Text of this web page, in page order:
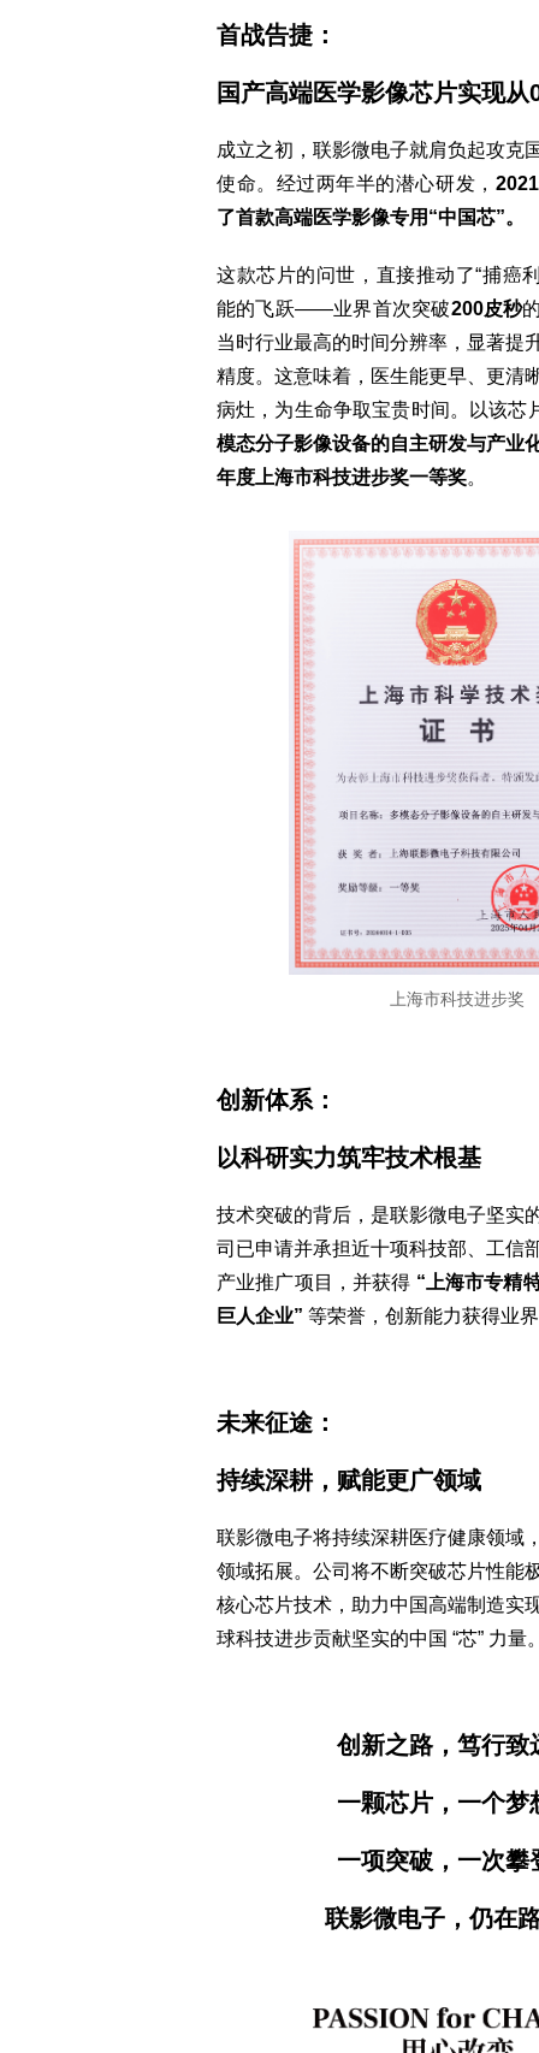
首战告捷：
国产高端医学影像芯片实现从
成立之初，联影微电子就肩负起攻克
使命。经过两年半的潜心研发，
了首款高端医学影像专用“中国芯”。
这款芯片的问世，直接推动了“捕癌
能的飞跃——业界首次突破200皮秒
当时行业最高的时间分辨率，显著提
精度。这意味着，医生能更早、更清
病灶，为生命争取宝贵时间。以该芯
模态分子影像设备的自主研发与产业
年度上海市科技进步奖一等奖。
上海市科技进步奖
创新体系：
以科研实力筑牢技术根基
技术突破的背后，是联影微电子坚实
司已申请并承担近十项科技部、工信
产业推广项目，并获得 “上海市专精
巨人企业” 等荣誉，创新能力获得业
未来征途：
持续深耕，赋能更广领域
联影微电子将持续深耕医疗健康领域
领域拓展。公司将不断突破芯片性能
核心芯片技术，助力中国高端制造实
球科技进步贡献坚实的中国 “芯” 力量
创新之路，笃行致
一颗芯片，一个梦
一项突破，一次攀
联影微电子，仍在